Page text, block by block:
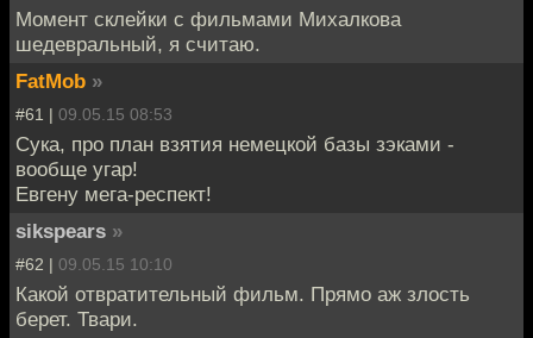
Момент склейки с фильмами Михалкова
шедевральный, я считаю.
FatMob »
#61 | 09.05.15 08:53
Сука, про план взятия немецкой базы зэками -
вообще угар!
Евгену мега-респект!
sikspears »
#62 | 09.05.15 10:10
Какой отвратительный фильм. Прямо аж злость
берет. Твари.